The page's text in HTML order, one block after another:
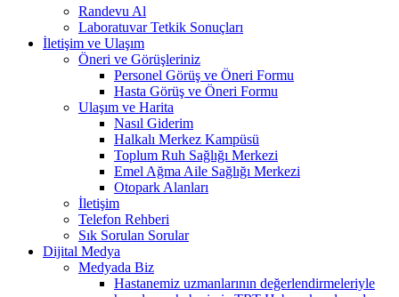
Randevu Al
Laboratuvar Tetkik Sonuçları
İletişim ve Ulaşım
Öneri ve Görüşleriniz
Personel Görüş ve Öneri Formu
Hasta Görüş ve Öneri Formu
Ulaşım ve Harita
Nasıl Giderim
Halkalı Merkez Kampüsü
Toplum Ruh Sağlığı Merkezi
Emel Ağma Aile Sağlığı Merkezi
Otopark Alanları
İletişim
Telefon Rehberi
Sık Sorulan Sorular
Dijital Medya
Medyada Biz
Hastanemiz uzmanlarının değerlendirmeleriyle